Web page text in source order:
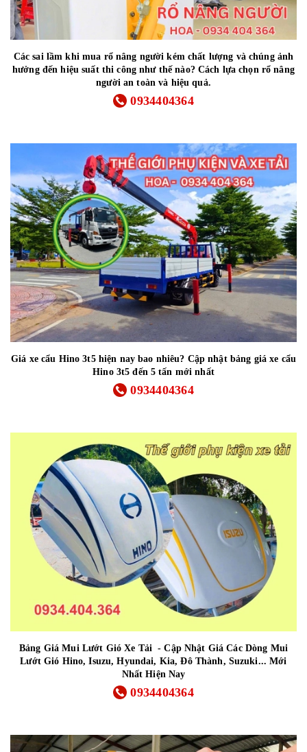
Các sai lầm khi mua rổ nâng người kém chất lượng và chúng ảnh
hưởng đến hiệu suất thi công như thế nào? Cách lựa chọn rổ nâng
người an toàn và hiệu quả.
0934404364
Giá xe cẩu Hino 3t5 hiện nay bao nhiêu? Cập nhật bảng giá xe cẩu
Hino 3t5 đến 5 tấn mới nhất
0934404364
Bảng Giá Mui Lướt Gió Xe Tải - Cập Nhật Giá Các Dòng Mui
Lướt Gió Hino, Isuzu, Hyundai, Kia, Đô Thành, Suzuki... Mới
Nhất Hiện Nay
0934404364